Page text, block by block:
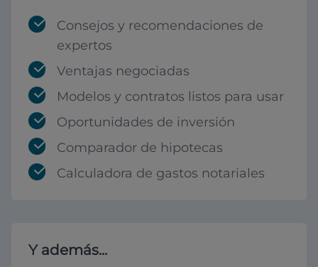
Consejos y recomendaciones de
expertos
Ventajas negociadas
Modelos y contratos listos para usar
Oportunidades de inversión
Comparador de hipotecas
Calculadora de gastos notariales
Y además...